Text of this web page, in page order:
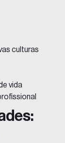
culturas
vida